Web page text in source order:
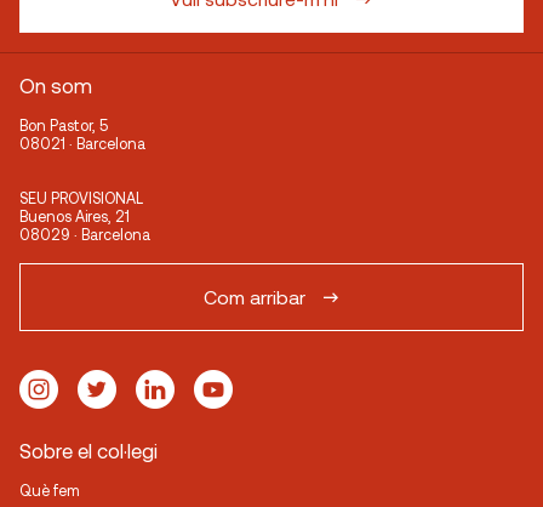
On som
Bon Pastor, 5
08021 · Barcelona
SEU PROVISIONAL
Buenos Aires, 21
08029 · Barcelona
Com arribar
Sobre el col·legi
Què fem